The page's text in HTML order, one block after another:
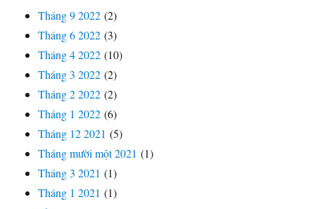
Tháng 9 2022 (2)
Tháng 6 2022 (3)
Tháng 4 2022 (10)
Tháng 3 2022 (2)
Tháng 2 2022 (2)
Tháng 1 2022 (6)
Tháng 12 2021 (5)
Tháng mười một 2021 (1)
Tháng 3 2021 (1)
Tháng 1 2021 (1)